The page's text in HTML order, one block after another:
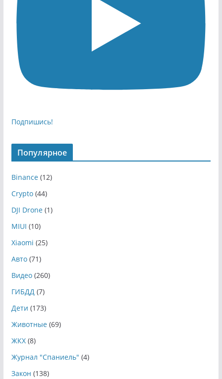
Подпишись!
Популярное
Binance(12)
Crypto(44)
DJI Drone(1)
MIUI (10)
Xiaomi (25)
Авто(71)
Видео(260)
ГИБДД(7)
Дети (173)
Животные(69)
ЖКХ(8)
Журнал "Спаниель" (4)
Закон (138)